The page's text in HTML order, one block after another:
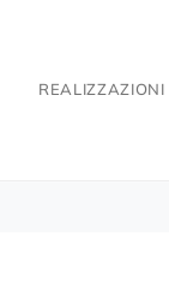
REALIZZAZIONI